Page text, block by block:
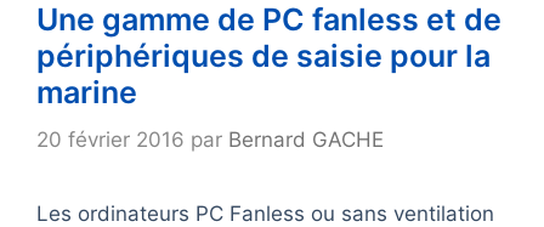
Une gamme de PC fanless et de
périphériques de saisie pour la
marine
20 février 2016 par Bernard GACHE
Les ordinateurs PC Fanless ou sans ventilation